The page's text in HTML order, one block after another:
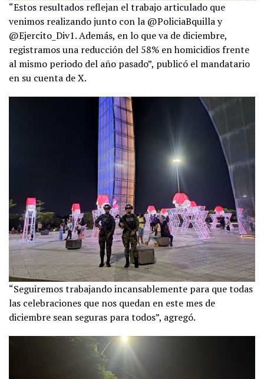
“Estos resultados reflejan el trabajo articulado que
venimos realizando junto con la @PoliciaBquilla y
@Ejercito_Div1. Además, en lo que va de diciembre,
registramos una reducción del 58% en homicidios frente
al mismo periodo del año pasado”, publicó el mandatario
en su cuenta de X.
“Seguiremos trabajando incansablemente para que todas
las celebraciones que nos quedan en este mes de
diciembre sean seguras para todos”, agregó.